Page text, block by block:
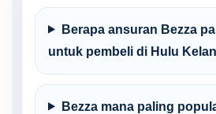
Berapa ansuran Bezza
untuk pembeli di Hulu
Bezza mana paling